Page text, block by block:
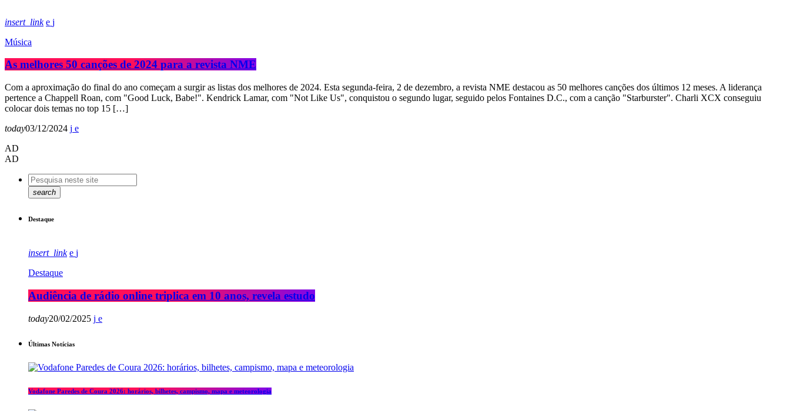
insert_link
Música
As melhores 50 canções de 2024 para a revista NME
Com a aproximação do final do ano começam a surgir as listas dos melhores de 2024. Esta segunda-feira, 2 de dezembro, a revista NME destacou as 50 melhores canções dos últimos 12 meses. A liderança
pertence a Chappell Roan, com "Good Luck, Babe!". Kendrick Lamar, com "Not Like Us", conquistou o segundo lugar, seguido pelos Fontaines D.C., com a canção "Starburster". Charli XCX conseguiu
colocar dois temas no top 15 […]
today03/12/2024
AD
AD
search
Destaque
insert_link
Destaque
Audiência de rádio online triplica em 10 anos, revela estudo
today20/02/2025
Últimas Notícias
Vodafone Paredes de Coura 2026: horários, bilhetes, campismo, mapa e meteorologia